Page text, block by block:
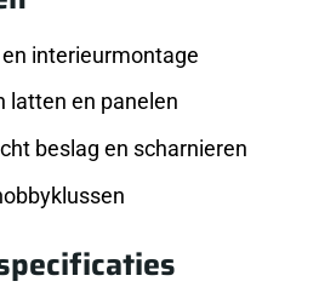
interieurmontage
latten en panelen
beslag en scharnieren